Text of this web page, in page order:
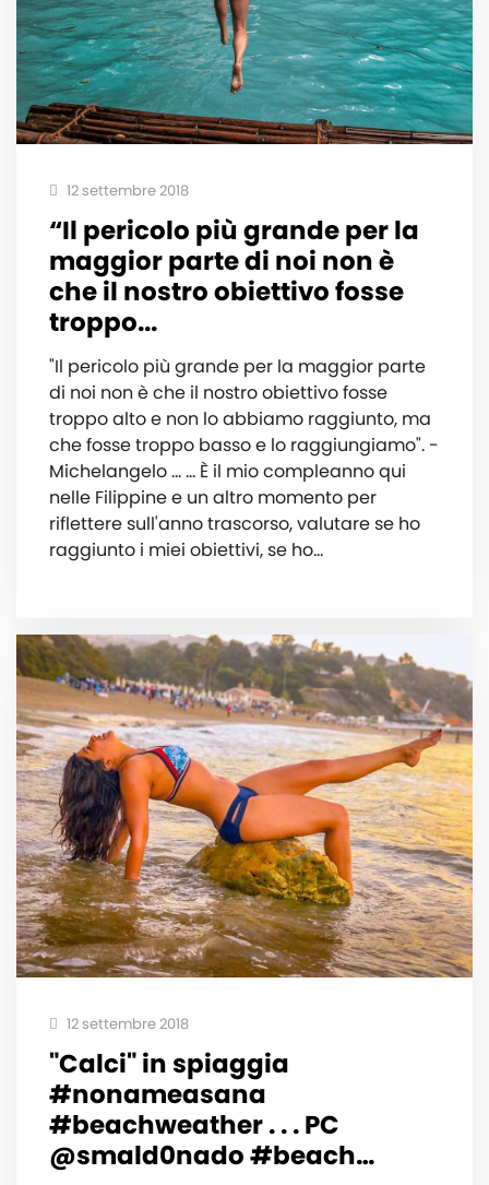
12 settembre 2018
“Il pericolo più grande per la
maggior parte di noi non è
che il nostro obiettivo fosse
troppo...
"Il pericolo più grande per la maggior parte
di noi non è che il nostro obiettivo fosse
troppo alto e non lo abbiamo raggiunto, ma
che fosse troppo basso e lo raggiungiamo". -
Michelangelo … … È il mio compleanno qui
nelle Filippine e un altro momento per
riflettere sull'anno trascorso, valutare se ho
raggiunto i miei obiettivi, se ho...
12 settembre 2018
"Calci" in spiaggia
#nonameasana
#beachweather . . . PC
@smald0nado #beach…